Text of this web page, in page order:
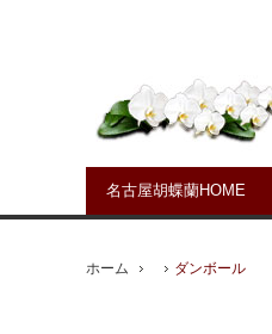
名古屋胡蝶蘭HOME
ホーム ダンボール